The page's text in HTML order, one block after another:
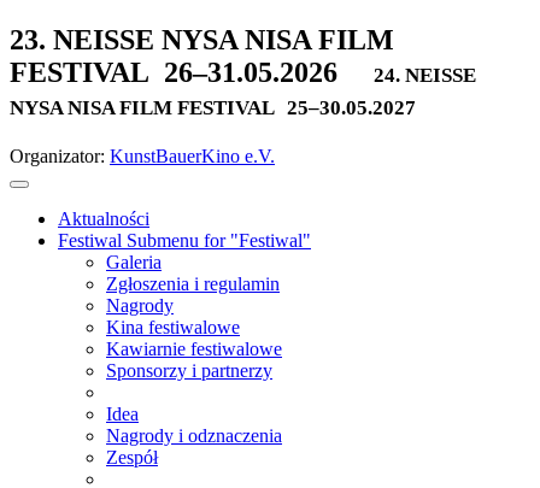
23. NEISSE NYSA NISA FILM
FESTIVAL 26–31.05.2026
24. NEISSE
NYSA NISA FILM FESTIVAL 25–30.05.2027
Organizator: KunstBauerKino e.V.
Aktualności
Festiwal Submenu for "Festiwal"
Galeria
Zgłoszenia i regulamin
Nagrody
Kina festiwalowe
Kawiarnie festiwalowe
Sponsorzy i partnerzy
Idea
Nagrody i odznaczenia
Zespół